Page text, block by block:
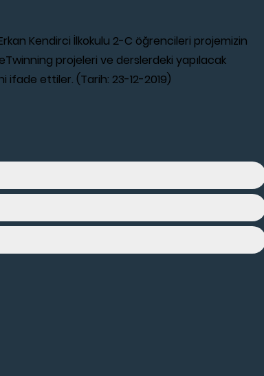
Kendirci İlkokulu 2-C öğrencileri projemizin
projeleri ve derslerdeki yapılacak
ifade ettiler. (Tarih: 23-12-2019)